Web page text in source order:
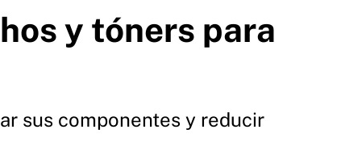
y tóners para
sus componentes y reducir